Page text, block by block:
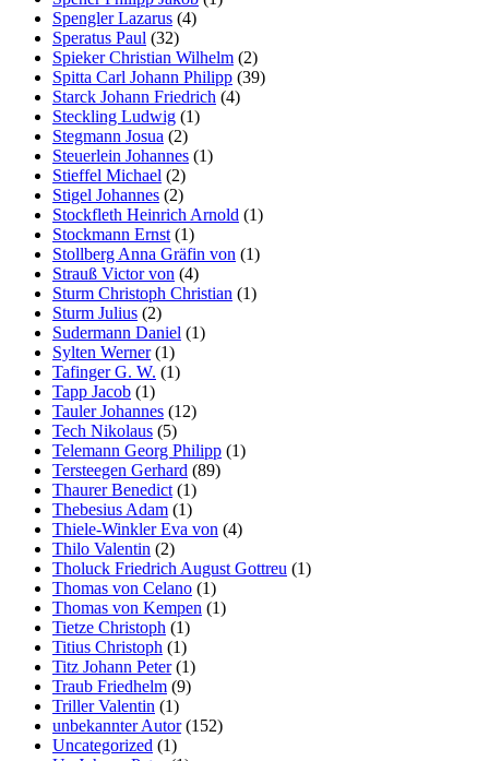
Spengler Lazarus (4)
Speratus Paul (32)
Spieker Christian Wilhelm (2)
Spitta Carl Johann Philipp (39)
Starck Johann Friedrich (4)
Steckling Ludwig (1)
Stegmann Josua (2)
Steuerlein Johannes (1)
Stieffel Michael (2)
Stigel Johannes (2)
Stockfleth Heinrich Arnold (1)
Stockmann Ernst (1)
Stollberg Anna Gräfin von (1)
Strauß Victor von (4)
Sturm Christoph Christian (1)
Sturm Julius (2)
Sudermann Daniel (1)
Sylten Werner(1)
Tafinger G. W. (1)
Tapp Jacob (1)
Tauler Johannes (12)
Tech Nikolaus (5)
Telemann Georg Philipp (1)
Tersteegen Gerhard (89)
Thaurer Benedict (1)
Thebesius Adam (1)
Thiele-Winkler Eva von (4)
Thilo Valentin (2)
Tholuck Friedrich August Gottreu (1)
Thomas von Celano (1)
Thomas von Kempen (1)
Tietze Christoph (1)
Titius Christoph (1)
Titz Johann Peter(1)
Traub Friedhelm (9)
Triller Valentin (1)
unbekannter Autor(152)
Uncategorized (1)